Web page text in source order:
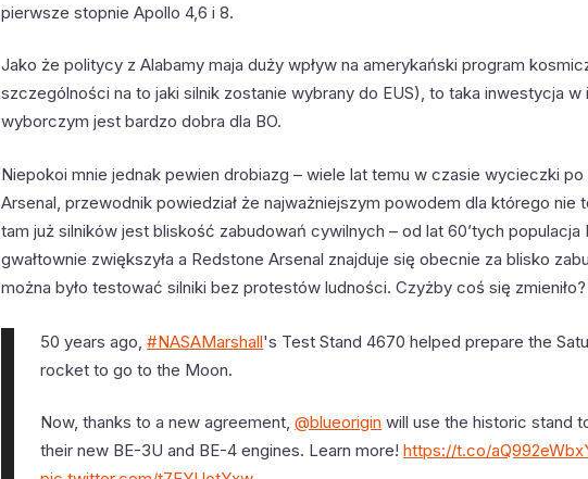
pierwsze stopnie Apollo 4,6 i 8.
Jako że politycy z Alabamy maja duży wpływ na amerykański program
szczególności na to jaki silnik zostanie wybrany do EUS), to taka inwestycja w
wyborczym jest bardzo dobra dla BO.
Niepokoi mnie jednak pewien drobiazg – wiele lat temu w czasie wycieczki po
Arsenal, przewodnik powiedział że najważniejszym powodem dla którego nie
tam już silników jest bliskość zabudowań cywilnych – od lat 60’tych populacja
gwałtownie zwiększyła a Redstone Arsenal znajduje się obecnie za blisko
można było testować silniki bez protestów ludności. Czyżby coś się zmieniło?
50 years ago,#NASAMarshall's Test Stand 4670 helped prepare the
rocket to go to the Moon.
Now, thanks to a new agreement,@blueorigin will use the historic stand
their new BE-3U and BE-4 engines. Learn more!https://t.co/